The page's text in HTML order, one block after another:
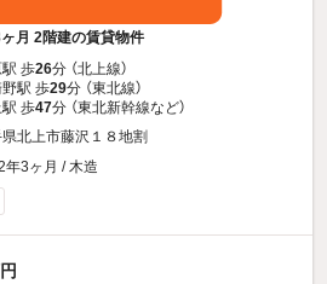
月 2階建の賃貸物件
歩26分 （北上線）
駅 歩29分 （東北線）
歩47分 （東北新幹線など）
北上市藤沢１８地割
年3ヶ月 / 木造